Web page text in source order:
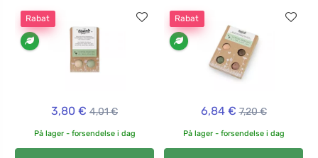
Rabat
3,80 € 4,01 €
På lager - forsendelse i dag
Rabat
6,84 € 7,20 €
På lager - forsendelse i dag